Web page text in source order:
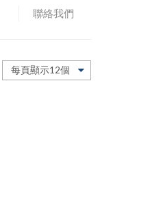
聯絡我們